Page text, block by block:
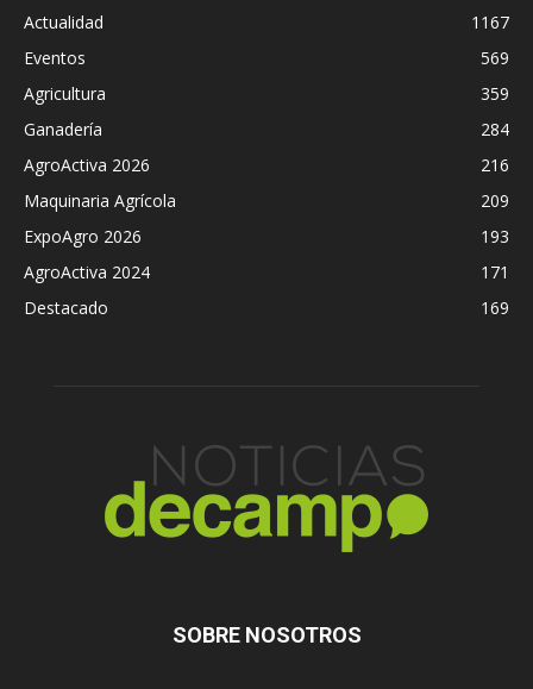
Actualidad
1167
Eventos
569
Agricultura
359
Ganadería
284
AgroActiva 2026
216
Maquinaria Agrícola
209
ExpoAgro 2026
193
AgroActiva 2024
171
Destacado
169
SOBRE NOSOTROS